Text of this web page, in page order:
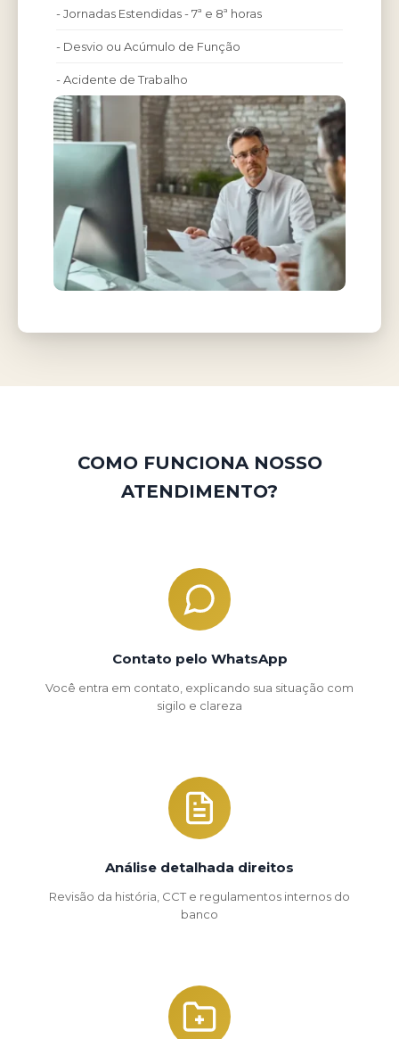
- Jornadas Estendidas - 7ª e 8ª horas
- Desvio ou Acúmulo de Função
- Acidente de Trabalho
COMO FUNCIONA NOSSO
ATENDIMENTO?
Contato pelo WhatsApp
Você entra em contato, explicando sua situação com
sigilo e clareza
Análise detalhada direitos
Revisão da história, CCT e regulamentos internos do
banco